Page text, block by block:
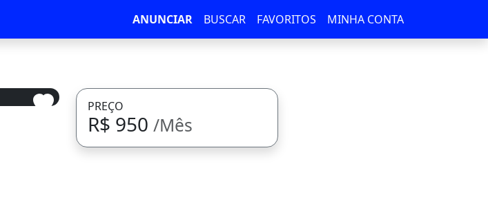
ANUNCIAR BUSCAR FAVORITOS MINHA CONTA
PREÇO
R$ 950/Mês